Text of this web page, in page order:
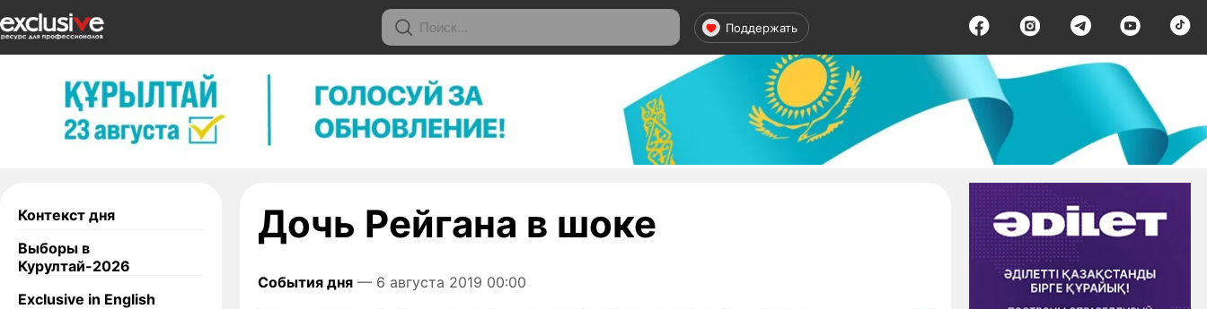
Поддержать
Контекст дня
Выборы в
Курултай-2026
Exclusive in English
Дочь Рейгана в шоке
События дня — 6 августа 2019 00:00